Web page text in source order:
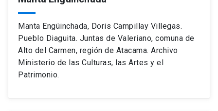
Manta Engüinchada, Doris Campillay Villegas.
Pueblo Diaguita. Juntas de Valeriano, comuna de
Alto del Carmen, región de Atacama. Archivo
Ministerio de las Culturas, las Artes y el
Patrimonio.